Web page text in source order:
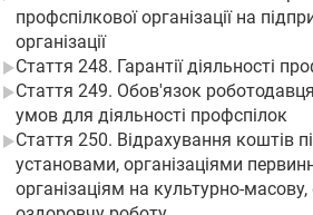
профспілкової організації на
організації
Стаття 248. Гарантії діяльності
Стаття 249. Обов'язок
умов для діяльності профспілок
Стаття 250. Відрахування коштів
установами, організаціями
організаціям на культурно-масову,